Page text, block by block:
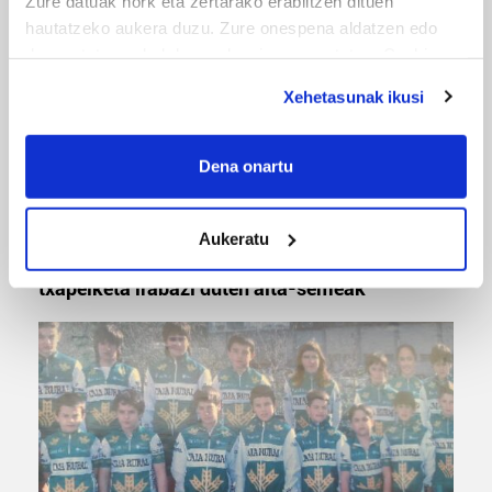
hautatzeko aukera duzu. Zure onespena aldatzen edo
If you allow, we would also like to:
Collect information about your geographical
meters
Identify your device by actively scanning it for
specific characteristics (fingerprinting)
Find out more about how your personal data is processed
and set your preferences in thedetails section.
Guk eta gure bazkideek zure datu pertsonalak
prozesatzen ditugu, zure IP zenbakia, besteak beste,
teknologia erabiliz, cookieak adibidez, iragarki eta eduki
pertsonalizatuak eskaintzeko, iragarkiak eta edukia
neurtzeko, jendeari buruzko informazioa biltzeko eta
Xehetasunak ikusi
Dena onartu
Aukeratu
Euxebio eta Ekaitz Zabala: Zumarragako mus
txapelketa irabazi duten aita-semeak